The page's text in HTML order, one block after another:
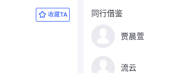
收藏TA 同行借鉴
贾晨萱
流云